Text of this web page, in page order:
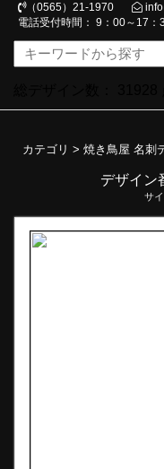
（0565）21-1970
電話受付時間： 9：00～17：
カテゴリ > 焼き鳥屋 名刺
デザイン
サ